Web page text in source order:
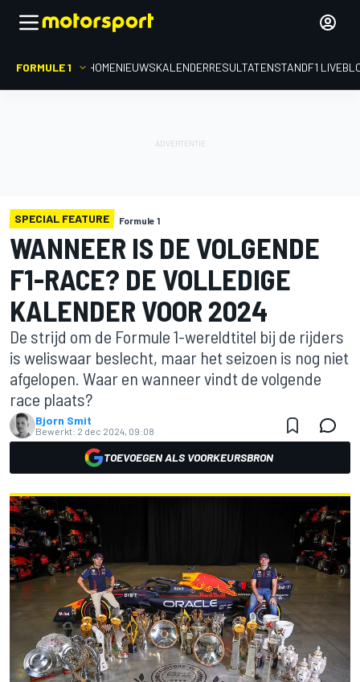
FORMULE 1 HOMENIEUWSKALENDERRESULTATENSTANDF1
SPECIAL FEATURE Formule 1
WANNEER IS DE VOLGENDE
F1-RACE? DE VOLLEDIGE
KALENDER VOOR 2024
De strijd om de Formule 1-wereldtitel bij de rijders
is weliswaar beslecht, maar het seizoen is nog niet
afgelopen. Waar en wanneer vindt de volgende
race plaats?
Bjorn Smit
Bewerkt: 2 dec 2024, 09:08
TOEVOEGEN ALS VOORKEURSBRON